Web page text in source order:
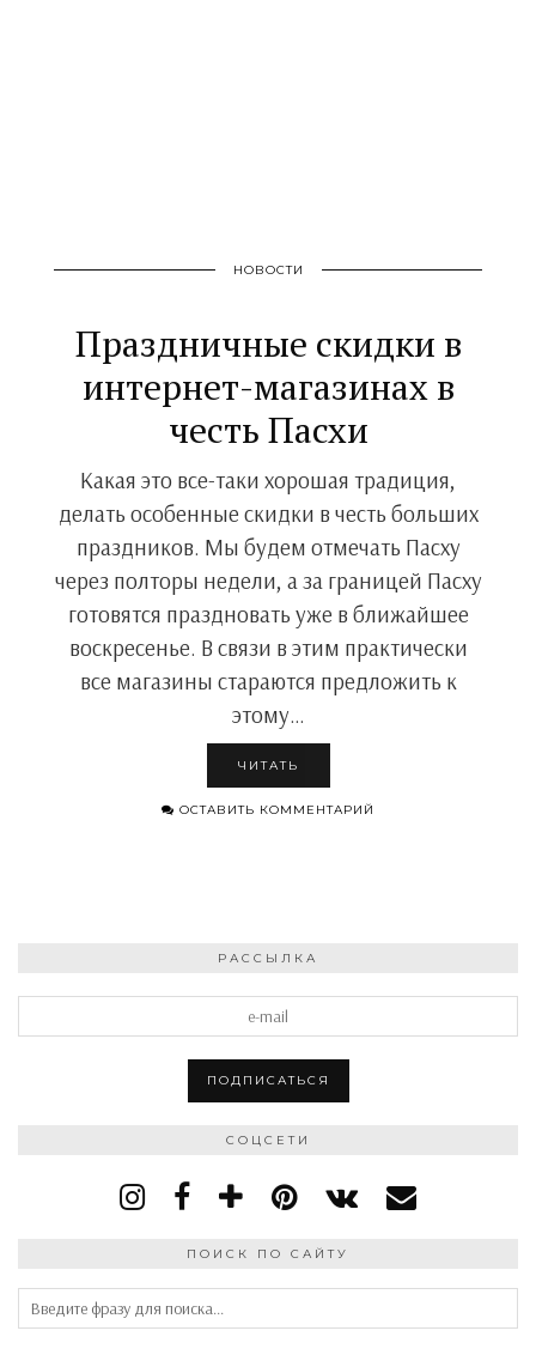
НОВОСТИ
Праздничные скидки в
интернет-магазинах в
честь Пасхи
Какая это все-таки хорошая традиция,
делать особенные скидки в честь больших
праздников. Мы будем отмечать Пасху
через полторы недели, а за границей Пасху
готовятся праздновать уже в ближайшее
воскресенье. В связи в этим практически
все магазины стараются предложить к
этому…
ЧИТАТЬ
ОСТАВИТЬ КОММЕНТАРИЙ
РАССЫЛКА
СОЦСЕТИ
ПОИСК ПО САЙТУ